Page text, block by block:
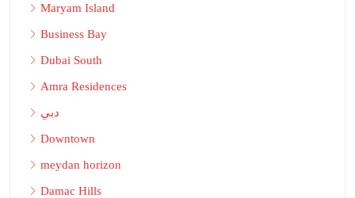
Maryam Island
Business Bay
Dubai South
Amra Residences
دبي
Downtown
meydan horizon
Damac Hills